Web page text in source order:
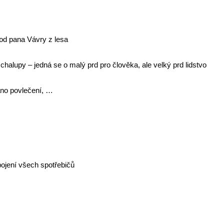
pana Vávry z lesa
– jedná se o malý prd pro člověka, ale velký prd lidstvo
povlečení, …
všech spotřebičů